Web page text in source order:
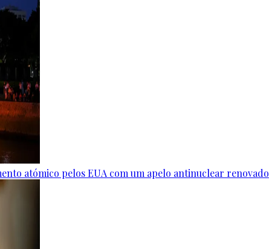
atómico pelos EUA com um apelo antinuclear renovado